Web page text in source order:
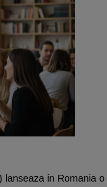
lanseaza in Romania o